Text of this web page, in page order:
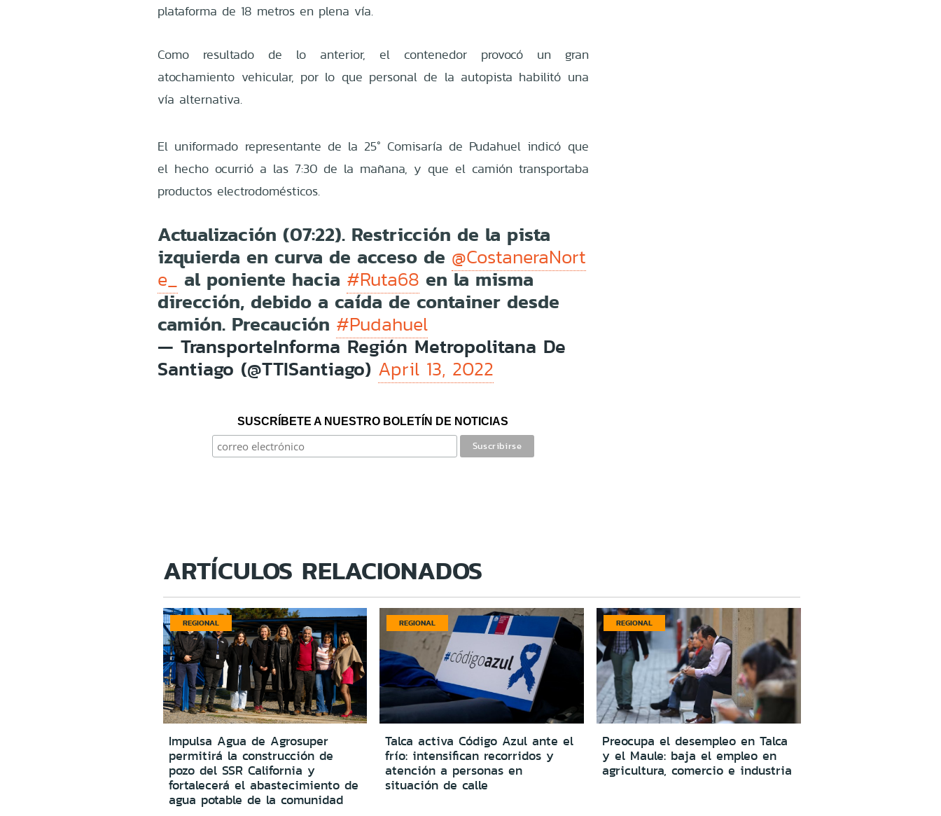
plataforma de 18 metros en plena vía.
Como resultado de lo anterior, el contenedor provocó un gran
atochamiento vehicular, por lo que personal de la autopista habilitó una
vía alternativa.
El uniformado representante de la 25° Comisaría de Pudahuel indicó que
el hecho ocurrió a las 7:30 de la mañana, y que el camión transportaba
productos electrodomésticos.
Actualización (07:22). Restricción de la pista
izquierda en curva de acceso de @CostaneraNort
e_ al poniente hacia #Ruta68 en la misma
dirección, debido a caída de container desde
camión. Precaución #Pudahuel
— TransporteInforma Región Metropolitana De
Santiago (@TTISantiago) April 13, 2022
SUSCRÍBETE A NUESTRO BOLETÍN DE NOTICIAS
ARTÍCULOS RELACIONADOS
REGIONAL
Impulsa Agua de Agrosuper
permitirá la construcción de
pozo del SSR California y
fortalecerá el abastecimiento de
agua potable de la comunidad
REGIONAL
Talca activa Código Azul ante el
frío: intensifican recorridos y
atención a personas en
situación de calle
REGIONAL
Preocupa el desempleo en Talca
y el Maule: baja el empleo en
agricultura, comercio e industria